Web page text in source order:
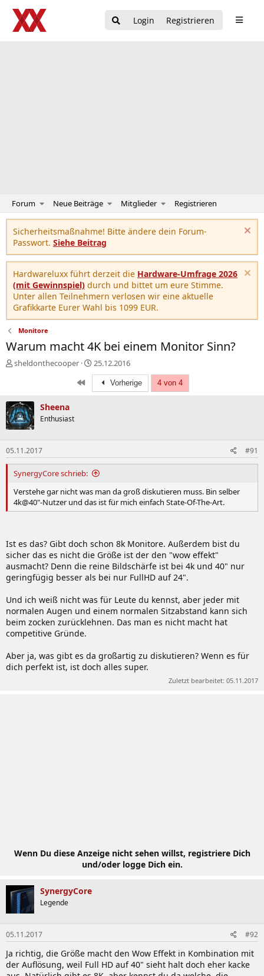
Login Registrieren
Forum Neue Beiträge Mitglieder Registrieren
Sicherheitsmaßnahme! Bitte ändere dein Forum-
Passwort. Siehe Beitrag
Hardwareluxx führt derzeit die Hardware-Umfrage 2026
(mit Gewinnspiel) durch und bittet um eure Stimme.
Unter allen Teilnehmern verlosen wir eine aktuelle
Grafikkarte Eurer Wahl bis 1099 EUR.
Monitore
Warum macht 4K bei einem Monitor Sinn?
E
e
l
l
sheldonthecooper
E
r
t
m
25.12.2016
Erste Vorherige 4 von 4
Sheena
Enthusiast
05.11.2017 #91
SynergyCore schrieb:
Verstehe gar nicht was man da groß diskutieren muss. Bin selber
4k@40"-Nutzer und das ist für mich einfach State-Of-The-Art.
Ist es das? Gibt doch schon 8k Monitore. Außerdem bist du
sicher das es nicht die Größe ist der den "wow effekt"
ausmacht? Denn die reine Bildschärfe ist bei 4k und 40" nur
geringfügig besser als bei nur FullHD auf 24".
Und ich weiß nicht was für Leute du kennst, aber jeder mit
normalen Augen und einem normalen Sitzabstand kann sich
beim zocken zurücklehnen. Das man es nicht macht hat
competitive Gründe.
Aber ja, was gibt es da großartig zu diskutieren? Wenn es für
dich perfekt ist, ist doch alles super.
Zuletzt bearbeitet: 05.11.2017
Wenn Du diese Anzeige nicht sehen willst, registriere Dich
und/oder logge Dich ein.
SynergyCore
Legende
05.11.2017 #92
Ja richtig, die Größe macht den Wow Effekt in Kombination mit
der Auflösung, weil Full HD auf 40" sieht halt doch eher kacke